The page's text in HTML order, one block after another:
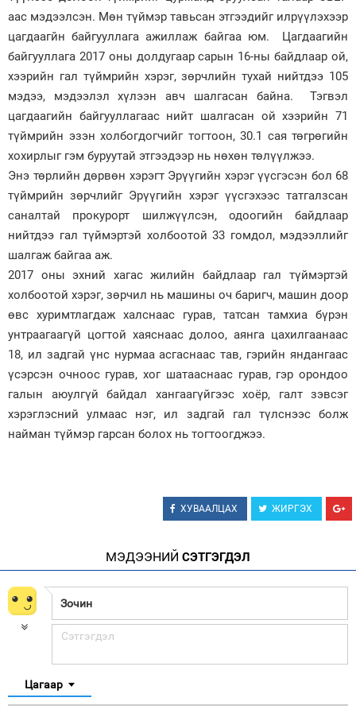
аас мэдээлсэн. Мөн түймэр тавьсан этгээдийг илрүүлэхээр
цагдаагйн байгууллага ажиллаж байгаа юм. Цагдаагийн
байгууллага 2017 оны долдугаар сарын 16-ны байдлаар ой,
хээрийн гал түймрийн хэрэг, зөрчлийн тухай нийтдээ 105
мэдээ, мэдээлэл хүлээн авч шалгасан байна. Тэгвэл
цагдаагийн байгууллагаас нийт шалгасан ой хээрийн 71
түймрийн эзэн холбогдогчийг тогтоон, 30.1 сая төгрөгийн
хохирлыг гэм буруутай этгээдээр нь нөхөн төлүүлжээ.
Энэ төрлийн дөрвөн хэрэгт Эрүүгийн хэрэг үүсгэсэн бол 68
түймрийн зөрчлийг Эрүүгийн хэрэг үүсгэхээс татгалзсан
саналтай прокурорт шилжүүлсэн, одоогийн байдлаар
нийтдээ гал түймэртэй холбоотой 33 гомдол, мэдээллийг
шалгаж байгаа аж.
2017 оны эхний хагас жилийн байдлаар гал түймэртэй
холбоотой хэрэг, зөрчил нь машины оч баригч, машин доор
өвс хуримтлагдаж халснаас гурав, татсан тамхиа бүрэн
унтраагаагүй цогтой хаяснаас долоо, аянга цахилгаанаас
18, ил задгай үнс нурмаа асгаснаас тав, гэрийн яндангаас
үсэрсэн очноос гурав, хог шатааснаас гурав, гэр орондоо
галын аюулгүй байдал хангаагүйгээс хоёр, галт зэвсэг
хэрэглэсний улмаас нэг, ил задгай гал түлснээс болж
найман түймэр гарсан болох нь тогтоогджээ.
ХУВААЛЦАХ ЖИРГЭХ
МЭДЭЭНИЙ СЭТГЭГДЭЛ
Цагаар